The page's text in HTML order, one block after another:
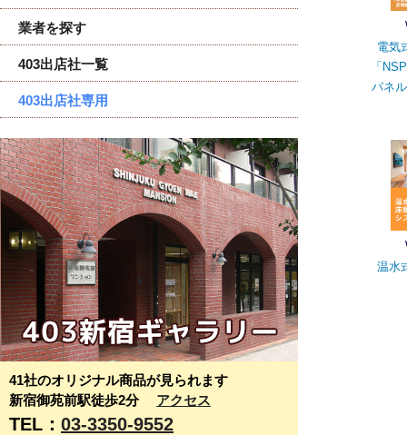
業者を探す
403出店社一覧
403出店社専用
41社のオリジナル商品が見られます
新宿御苑前駅徒歩2分 アクセス
TEL： 03-3350-9552
電気
「
パネ
温水